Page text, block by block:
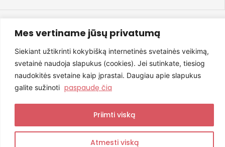
Mes vertiname jūsų privatumą
Siekiant užtikrinti kokybišką internetinės svetainės veikimą,
svetainė naudoja slapukus (cookies). Jei sutinkate, tiesiog
naudokitės svetaine kaip įprastai. Daugiau apie slapukus
galite sužinoti paspaudę čia
Atmesti viską
Priimti viską
©ELARA BY UGNĖ ZAVISTAUSKAITĖ 2025
Svetainę sukūrė NexDev
0